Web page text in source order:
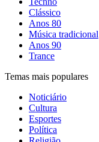
Clássico
Anos 80
Música tradicional
Anos 90
Trance
Temas mais populares
Noticiário
Cultura
Esportes
Política